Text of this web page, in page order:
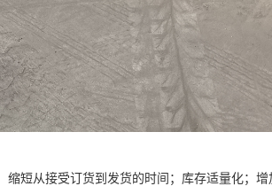
缩短从接受订货到发货的时间；库存适量化；